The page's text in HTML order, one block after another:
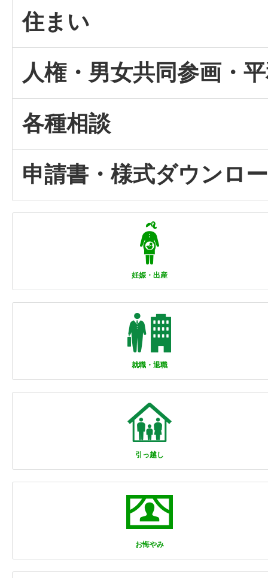
住まい
人権・男女共同参画・
各種相談
申請書・様式ダウンロ
妊娠・出産
就職・退職
引っ越し
お悔やみ